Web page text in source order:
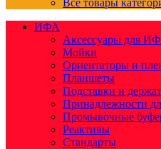
Все товары
ИФА
Аксессуары для
Мойки
Ориентаторы и
Планшеты
Подставки и
Принадлежности
Промывочные
Реактивы
Стандарты